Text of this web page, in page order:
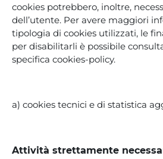
cookies potrebbero, inoltre,
dell’utente. Per avere maggiori
tipologia di cookies utilizzati, le
per disabilitarli è possibile
specifica cookies-policy.
a) cookies tecnici e di statistica
Attività strettamente